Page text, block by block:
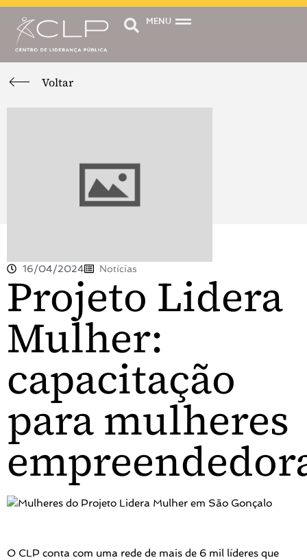
MENU
Voltar
16/04/2024 Notícias
Projeto Lidera
Mulher:
capacitação
para mulheres
O CLP conta com uma rede de mais de 6 mil líderes que